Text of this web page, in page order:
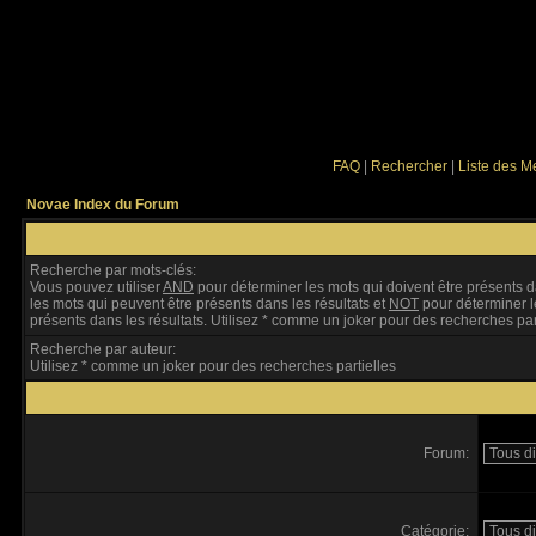
FAQ Rechercher Liste des
Novae Index du Forum
Recherche par mots-clés:
Vous pouvez utiliserAND pour déterminer les mots qui doivent être présents
les mots qui peuvent être présents dans les résultats et NOT pour déterminer
présents dans les résultats. Utilisez * comme un joker pour des recherches
Recherche par auteur:
Utilisez * comme un joker pour des recherches partielles
Forum:
Catégorie: